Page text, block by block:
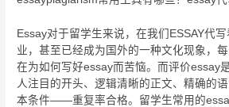
Essay对于留学生来说，在我们ESSAY代
业，甚至已经成为国外的一种文化现象，
在为如何写好essay而苦恼。而评价essay
人注目的开头、逻辑清晰的正文、精确的
本条件——重复率合格。留学生常用的